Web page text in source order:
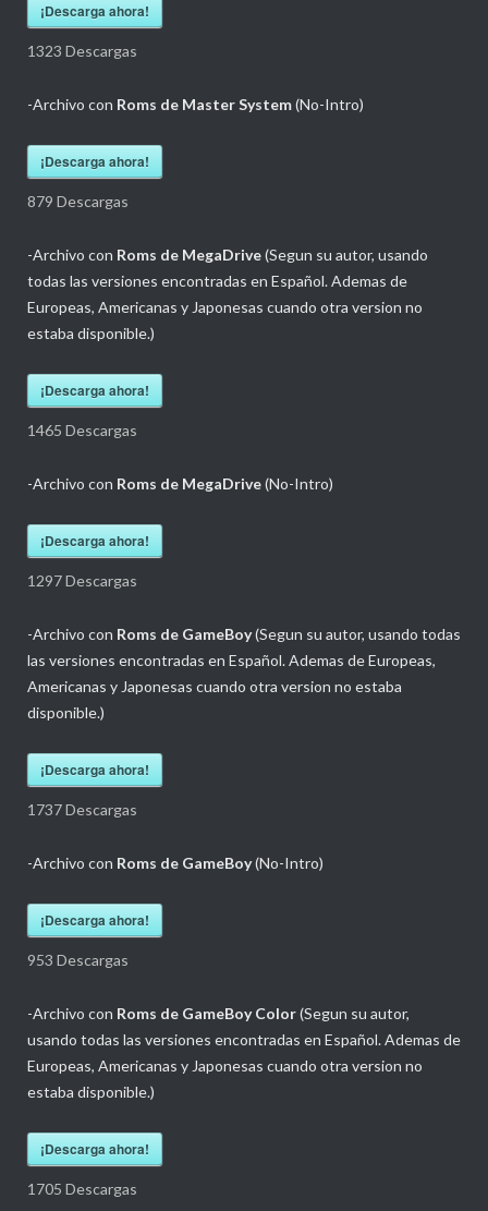
¡Descarga ahora!
1323 Descargas
-Archivo con Roms de Master System(No-Intro)
¡Descarga ahora!
879 Descargas
-Archivo con Roms de MegaDrive(Segun su autor, usando
todas las versiones encontradas en Español. Ademas de
Europeas, Americanas y Japonesas cuando otra version no
estaba disponible.)
¡Descarga ahora!
1465 Descargas
-Archivo con Roms de MegaDrive(No-Intro)
¡Descarga ahora!
1297Descargas
-Archivo con Roms de GameBoy(Segun su autor, usando todas
las versiones encontradas en Español. Ademas de Europeas,
Americanas y Japonesas cuando otra version no estaba
disponible.)
¡Descarga ahora!
1737Descargas
-Archivo con Roms de GameBoy(No-Intro)
¡Descarga ahora!
953 Descargas
-Archivo con Roms de GameBoy Color(Segun su autor,
usando todas las versiones encontradas en Español. Ademas de
Europeas, Americanas y Japonesas cuando otra version no
estaba disponible.)
¡Descarga ahora!
1705 Descargas